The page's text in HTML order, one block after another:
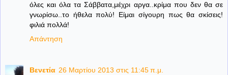
όλες και όλα τα Σάββατα,μέχρι αργα..κρίμα που δεν θα σε
γνωρίσω..το ήθελα πολύ! Είμαι σίγουρη πως θα σκίσεις!
φιλιά πολλά!
Απάντηση
Βενετία 26 Μαρτίου 2013 στις 11:45 π.μ.